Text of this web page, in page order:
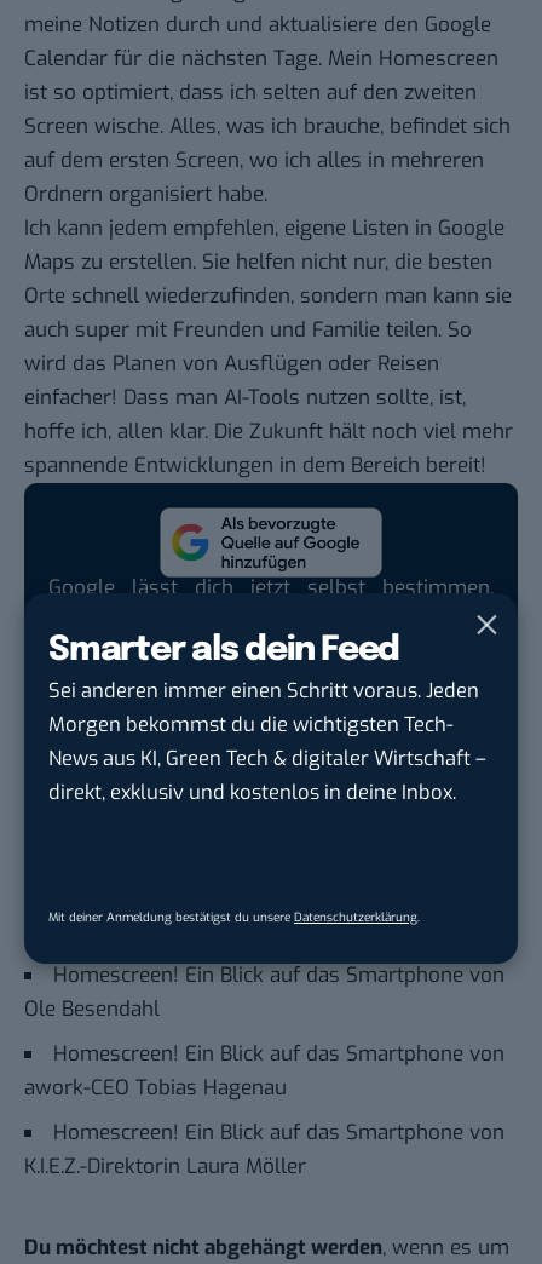
Smarter als dein Feed
Sei anderen immer einen Schritt voraus. Jeden
Morgen bekommst du die wichtigsten Tech-
News aus KI, Green Tech & digitaler Wirtschaft –
direkt, exklusiv und kostenlos in deine Inbox.
Mit deiner Anmeldung bestätigst du unsere Datenschutzerklärung.
meine Notizen durch und aktualisiere den Google
Calendar für die nächsten Tage. Mein Homescreen
ist so optimiert, dass ich selten auf den zweiten
Screen wische. Alles, was ich brauche, befindet sich
auf dem ersten Screen, wo ich alles in mehreren
Ordnern organisiert habe.
Ich kann jedem empfehlen, eigene Listen in Google
Maps zu erstellen. Sie helfen nicht nur, die besten
Orte schnell wiederzufinden, sondern man kann sie
auch super mit Freunden und Familie teilen. So
wird das Planen von Ausflügen oder Reisen
einfacher! Dass man AI-Tools nutzen sollte, ist,
hoffe ich, allen klar. Die Zukunft hält noch viel mehr
spannende Entwicklungen in dem Bereich bereit!
Google lässt dich jetzt selbst bestimmen,
welche Quellen du in der Suche häufiger
siehst. Mit zwei schnellen Klicks kannst du
BASIC thinking kostenlos als bevorzugte
Quelle hinzufügen und damit unabhängigen
Tech-Journalismus unterstützen. Vielen Dank!
Hier basicthinking.de hinzufügen
Michael Elschenbroich
Homescreen! Ein Blick auf das Smartphone von
Ole Besendahl
Homescreen! Ein Blick auf das Smartphone von
awork-CEO Tobias Hagenau
Homescreen! Ein Blick auf das Smartphone von
K.I.E.Z.-Direktorin Laura Möller
Du möchtest nicht abgehängt werden, wenn es um